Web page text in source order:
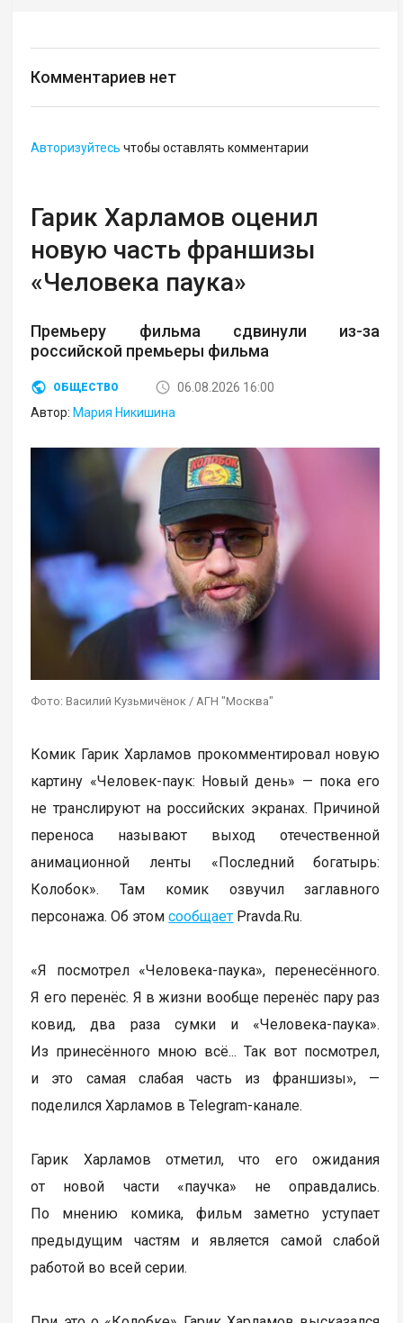
Комментариев нет
Авторизуйтесь чтобы оставлять комментарии
Гарик Харламов оценил
новую часть франшизы
«Человека паука»
Премьеру фильма сдвинули из-за
российской премьеры фильма
ОБЩЕСТВО
06.08.2026 16:00
Автор: Мария Никишина
Фото: Василий Кузьмичёнок / АГН "Москва"
Комик Гарик Харламов прокомментировал новую
картину «Человек-паук: Новый день» — пока его
не транслируют на российских экранах. Причиной
переноса называют выход отечественной
анимационной ленты «Последний богатырь:
Колобок». Там комик озвучил заглавного
персонажа. Об этомсообщает Pravda.Ru.
«Я посмотрел «Человека-паука», перенесённого.
Я его перенёс. Я в жизни вообще перенёс пару раз
ковид, два раза сумки и «Человека-паука».
Из принесённого мною всё... Так вот посмотрел,
и это самая слабая часть из франшизы», —
поделился Харламов в Telegram-канале.
Гарик Харламов отметил, что его ожидания
от новой части «паучка» не оправдались.
По мнению комика, фильм заметно уступает
предыдущим частям и является самой слабой
работой во всей серии.